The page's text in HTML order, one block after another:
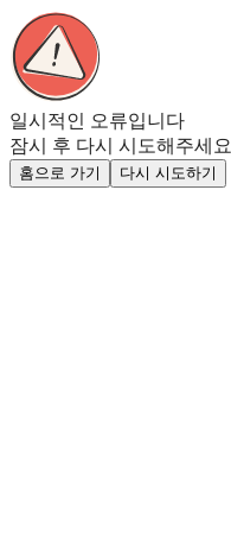
일시적인 오류입니다
잠시 후 다시 시도해주세요
홈으로 가기 다시 시도하기